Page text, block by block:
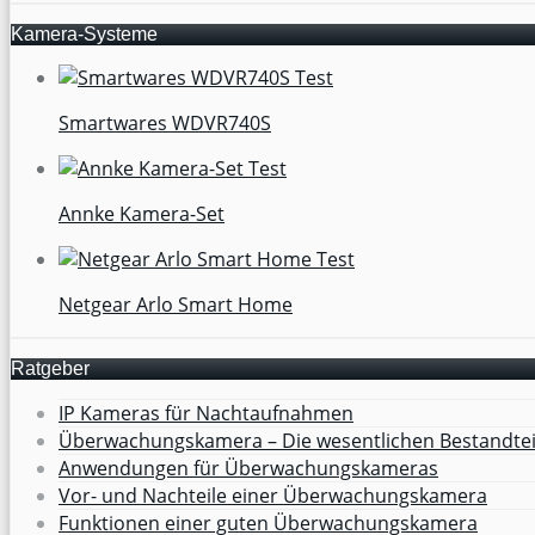
Kamera-Systeme
Smartwares WDVR740S
Annke Kamera-Set
Netgear Arlo Smart Home
Ratgeber
IP Kameras für Nachtaufnahmen
Überwachungskamera – Die wesentlichen
Anwendungen für Überwachungskameras
Vor- und Nachteile einer Überwachungskamera
Funktionen einer guten Überwachungskamera